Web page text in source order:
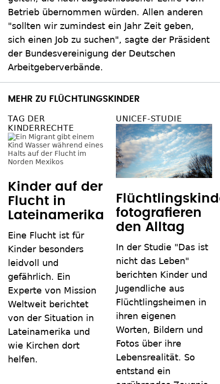
Betrieb übernommen würden. Allen anderen
"sollten wir zumindest ein Jahr Zeit geben,
sich einen Job zu suchen", sagte der Präsident
der Bundesvereinigung der Deutschen
Arbeitgeberverbände.
MEHR ZU FLÜCHTLINGSKINDER
TAG DER
KINDERRECHTE
Kinder auf der
Flucht in
Lateinamerika
Eine Flucht ist für
Kinder besonders
leidvoll und
gefährlich. Ein
Experte von Mission
Weltweit berichtet
von der Situation in
Lateinamerika und
wie Kirchen dort
helfen.
UNICEF-STUDIE
fotografieren
den Alltag
In der Studie "Das ist
nicht das Leben"
berichten Kinder und
Jugendliche aus
Flüchtlingsheimen in
ihren eigenen
Worten, Bildern und
Fotos über ihre
Lebensrealität. So
entstand ein